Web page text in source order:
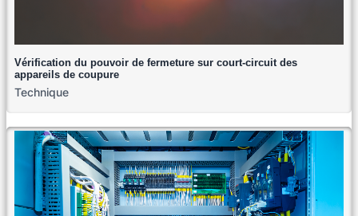
Vérification du pouvoir de fermeture sur court-circuit des
appareils de coupure
Technique